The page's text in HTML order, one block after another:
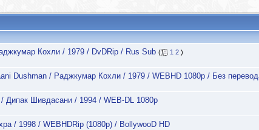
Кохли / 1979 / DvDRip / Rus Sub ( 1 2 )
Dushman / Раджкумар Кохли / 1979 / WEBHD 1080p / Без
Шивдасани / 1994 / WEB-DL 1080p
/ 1998 / WEBHDRip (1080p) / BollywooD HD